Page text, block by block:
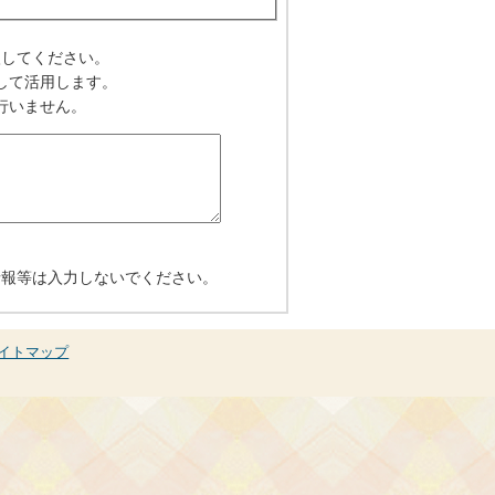
てください。
活用します。
ません。
等は入力しないでください。
トマップ